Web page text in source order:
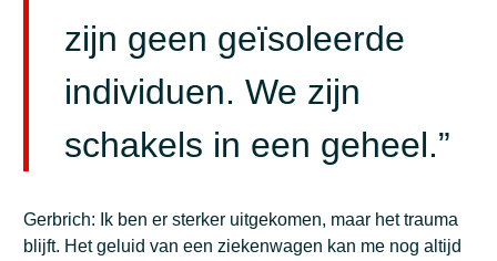
zijn geen geïsoleerde
individuen. We zijn
schakels in een geheel.”
Gerbrich: Ik ben er sterker uitgekomen, maar het trauma
blijft. Het geluid van een ziekenwagen kan me nog altijd